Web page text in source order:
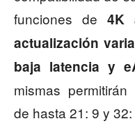
funciones de 4K
actualización
baja latencia y
mismas
de hasta 21: 9 y 32: